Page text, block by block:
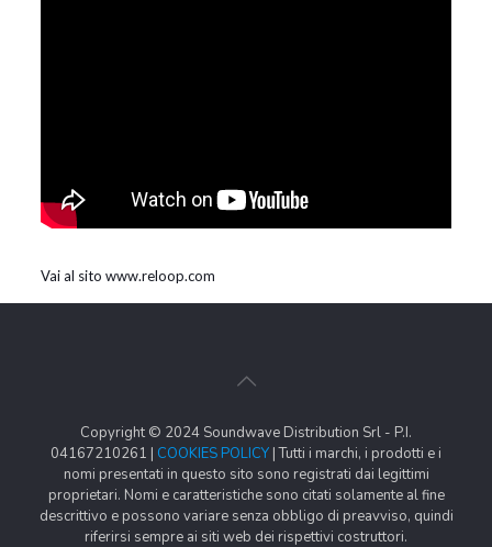
Vai al sito www.reloop.com
Copyright © 2024 Soundwave Distribution Srl - P.I.
04167210261 | COOKIES POLICY | Tutti i marchi, i prodotti e i
nomi presentati in questo sito sono registrati dai legittimi
proprietari. Nomi e caratteristiche sono citati solamente al fine
descrittivo e possono variare senza obbligo di preavviso, quindi
riferirsi sempre ai siti web dei rispettivi costruttori.